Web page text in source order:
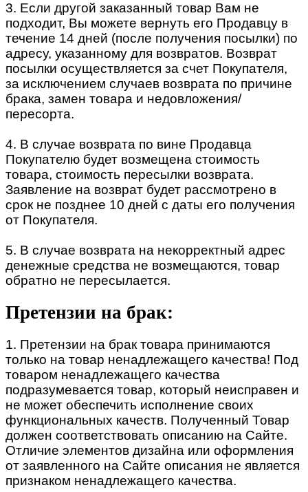
3. Если другой заказанный товар Вам не
подходит, Вы можете вернуть его Продавцу в
течение 14 дней (после получения посылки) по
адресу, указанному для возвратов. Возврат
посылки осуществляется за счет Покупателя,
за исключением случаев возврата по причине
брака, замен товара и недовложения/
пересорта.
4. В случае возврата по вине Продавца
Покупателю будет возмещена стоимость
товара, стоимость пересылки возврата.
Заявление на возврат будет рассмотрено в
срок не позднее 10 дней с даты его получения
от Покупателя.
5. В случае возврата на некорректный адрес
денежные средства не возмещаются, товар
обратно не пересылается.
Претензии на брак:
1. Претензии на брак товара принимаются
только на товар ненадлежащего качества! Под
товаром ненадлежащего качества
подразумевается товар, который неисправен и
не может обеспечить исполнение своих
функциональных качеств. Полученный Товар
должен соответствовать описанию на Сайте.
Отличие элементов дизайна или оформления
от заявленного на Сайте описания не является
признаком ненадлежащего качества.